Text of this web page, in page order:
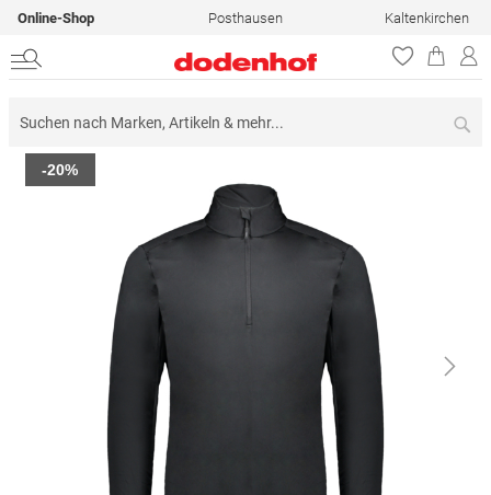
Online-Shop Posthausen Kaltenkirchen
Zum
Ende
-20%